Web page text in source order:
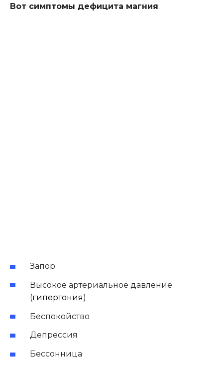
Вот симптомы дефицита магния:
Запор
Высокое артериальное давление
(гипертония)
Беспокойство
Депрессия
Бессонница